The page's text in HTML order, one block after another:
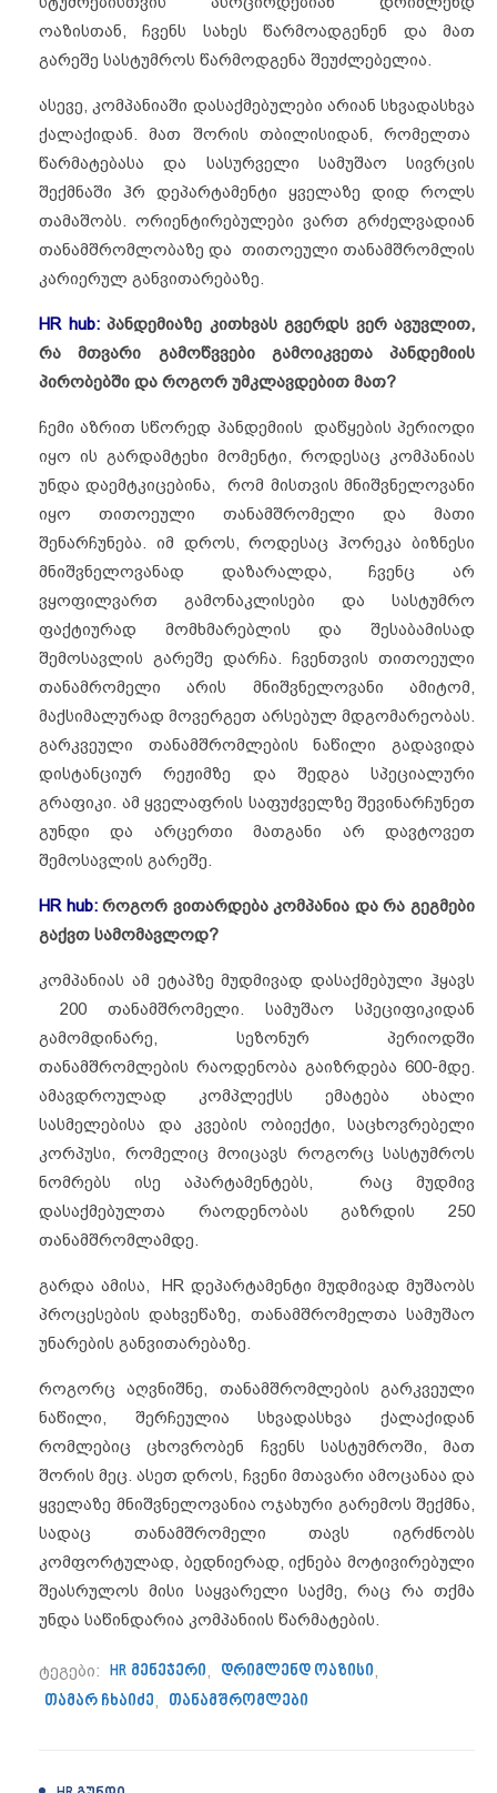
ოაზისთან, ჩვენს სახეს წარმოადგენენ და მათ
გარეშე სასტუმროს წარმოდგენა შეუძლებელია.
ასევე, კომპანიაში დასაქმებულები არიან სხვადასხვა
ქალაქიდან. მათ შორის თბილისიდან, რომელთა
წარმატებასა და სასურველი სამუშაო სივრცის
შექმნაში ჰრ დეპარტამენტი ყველაზე დიდ როლს
თამაშობს. ორიენტირებულები ვართ გრძელვადიან
თანამშრომლობაზე და თითოეული თანამშრომლის
კარიერულ განვითარებაზე.
HR hub: პანდემიაზე კითხვას გვერდს ვერ ავუვლით,
რა
მთვარი გამოწვვები გამოიკვეთა
პანდემიის
პირობებში და როგორ უმკლავდებით მათ?
ჩემი აზრით სწორედ პანდემიის დაწყების პერიოდი
იყო ის გარდამტეხი მომენტი, როდესაც კომპანიას
უნდა დაემტკიცებინა, რომ მისთვის მნიშვნელოვანი
იყო თითოეული თანამშრომელი და მათი
შენარჩუნება. იმ დროს, როდესაც ჰორეკა ბიზნესი
მნიშვნელოვანად დაზარალდა, ჩვენც არ
ვყოფილვართ გამონაკლისები და სასტუმრო
ფაქტიურად მომხმარებლის და შესაბამისად
შემოსავლის გარეშე დარჩა. ჩვენთვის თითოეული
თანამრომელი არის მნიშვნელოვანი ამიტომ,
მაქსიმალურად მოვერგეთ არსებულ მდგომარეობას.
გარკვეული თანამშრომლების ნაწილი გადავიდა
დისტანციურ რეჟიმზე და შედგა სპეციალური
გრაფიკი. ამ ყველაფრის საფუძველზე შევინარჩუნეთ
გუნდი და არცერთი მათგანი არ დავტოვეთ
შემოსავლის გარეშე.
HR hub: როგორ ვითარდება კომპანია და რა გეგმები
გაქვთ სამომავლოდ?
კომპანიას ამ ეტაპზე მუდმივად დასაქმებული ჰყავს
200 თანამშრომელი. სამუშაო სპეციფიკიდან
გამომდინარე, სეზონურ პერიოდში
თანამშრომლების რაოდენობა გაიზრდება 600-მდე.
ამავდროულად კომპლექსს ემატება ახალი
სასმელებისა და კვების ობიექტი, საცხოვრებელი
კორპუსი, რომელიც მოიცავს როგორც სასტუმროს
ნომრებს ისე აპარტამენტებს, რაც მუდმივ
დასაქმებულთა რაოდენობას გაზრდის 250
თანამშრომლამდე.
გარდა ამისა, HR დეპარტამენტი მუდმივად მუშაობს
პროცესების დახვეწაზე, თანამშრომელთა სამუშაო
უნარების განვითარებაზე.
როგორც აღვნიშნე, თანამშრომლების გარკვეული
ნაწილი, შერჩეულია სხვადასხვა ქალაქიდან
რომლებიც ცხოვრობენ ჩვენს სასტუმროში, მათ
შორის მეც. ასეთ დროს, ჩვენი მთავარი ამოცანაა და
ყველაზე მნიშვნელოვანია ოჯახური გარემოს შექმნა,
სადაც თანამშრომელი თავს იგრძნობს
კომფორტულად, ბედნიერად, იქნება მოტივირებული
შეასრულოს მისი საყვარელი საქმე, რაც რა თქმა
უნდა საწინდარია კომპანიის წარმატების.
ტეგები: HR მენეჯერი, დრიმლენდ ოაზისი,
თამარ ჩხაიძე, თანამშრომლები